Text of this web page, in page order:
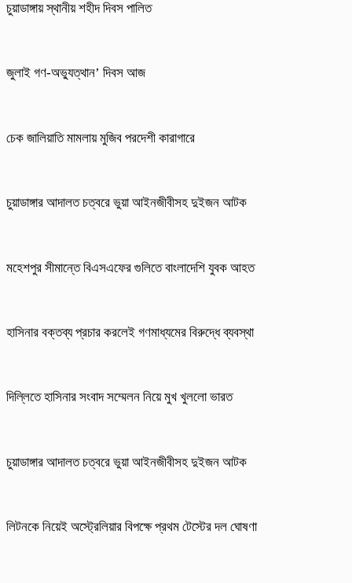
চুয়াডাঙ্গায় স্থানীয় শহীদ দিবস পা‌লিত
জুলাই গণ-অভ্যুত্থান’ দিবস আজ
চেক জালিয়াতি মামলায় মুজিব পরদেশী কারাগারে
চুয়াডাঙ্গার আদালত চত্বরে ভুয়া আইনজীবীসহ দুইজন আটক
মহেশপুর সীমান্তে বিএসএফের গুলিতে বাংলাদেশি যুবক আহত
হাসিনার বক্তব্য প্রচার করলেই গণমাধ্যমের বিরুদ্ধে ব্যবস্থা
দিল্লিতে হাসিনার সংবাদ সম্মেলন নিয়ে মুখ খুললো ভারত
চুয়াডাঙ্গার আদালত চত্বরে ভুয়া আইনজীবীসহ দুইজন আটক
লিটনকে নিয়েই অস্ট্রেলিয়ার বিপক্ষে প্রথম টেস্টের দল ঘোষণা